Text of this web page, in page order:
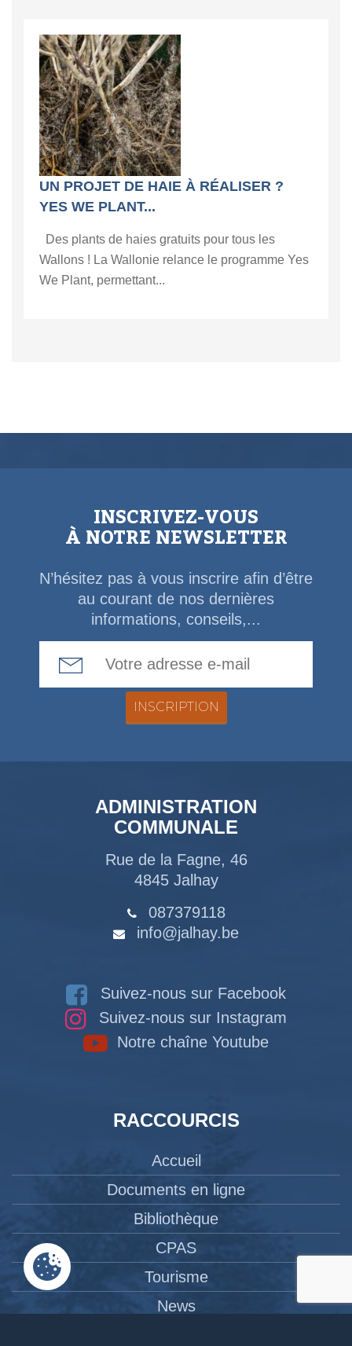
UN PROJET DE HAIE À RÉALISER ?
YES WE PLANT...
Des plants de haies gratuits pour tous les
Wallons ! La Wallonie relance le programme Yes
We Plant, permettant...
INSCRIVEZ-VOUS
À NOTRE NEWSLETTER
N’hésitez pas à vous inscrire afin d’être
au courant de nos dernières
informations, conseils,...
ADMINISTRATION
COMMUNALE
Rue de la Fagne, 46
4845 Jalhay
087379118
info@jalhay.be
Suivez-nous sur Facebook
Suivez-nous sur Instagram
Notre chaîne Youtube
RACCOURCIS
Accueil
Documents en ligne
Bibliothèque
CPAS
Tourisme
News